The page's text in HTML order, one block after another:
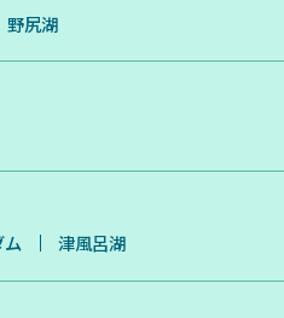
野尻湖
津風呂湖